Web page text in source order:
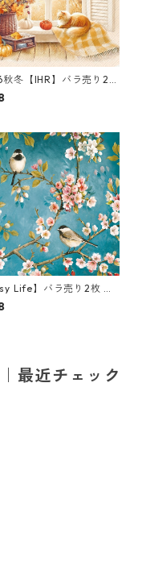
冬【IHR】バラ売り2枚
サイズ ペーパーナプキ
Fall View クリーム
Life】バラ売り2枚 ラ
イズ ペーパーナプキン
ブルー
最近チェック